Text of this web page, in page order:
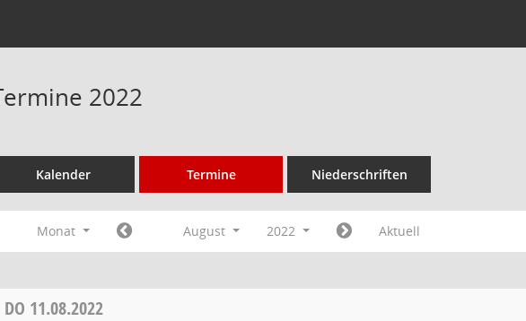
navigation
2022
Kalender Termine Niederschriften
Monat August 2022 Aktuell
DO 11.08.2022